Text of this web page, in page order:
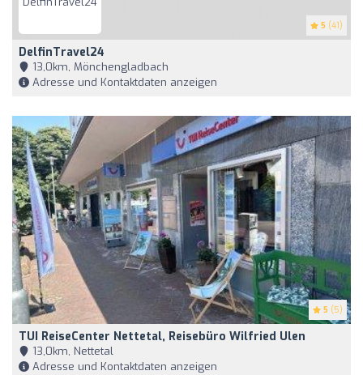
5 (41)
DelfinTravel24
13,0km, Mönchengladbach
Adresse und Kontaktdaten anzeigen
5 (5)
TUI ReiseCenter Nettetal, Reisebüro Wilfried Ulen
13,0km, Nettetal
Adresse und Kontaktdaten anzeigen